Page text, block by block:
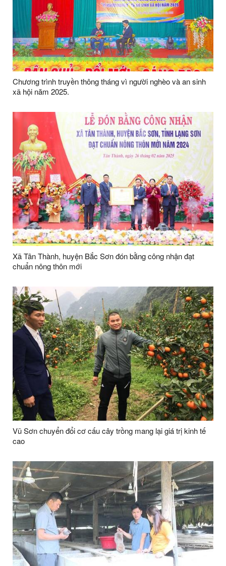
Chương trình truyền thông tháng vì người nghèo và an sinh
xã hội năm 2025.
Xã Tân Thành, huyện Bắc Sơn đón bằng công nhận đạt
chuẩn nông thôn mới
Vũ Sơn chuyển đổi cơ cấu cây trồng mang lại giá trị kinh tế
cao